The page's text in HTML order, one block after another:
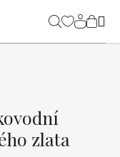
zlata